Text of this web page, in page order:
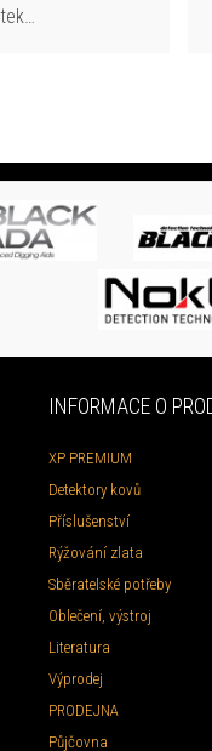
INFORMACE O
XP PREMIUM
Detektory kovů
Příslušenství
Rýžování zlata
Sběratelské potřeby
Oblečení, výstroj
Literatura
Výprodej
PRODEJNA
Půjčovna